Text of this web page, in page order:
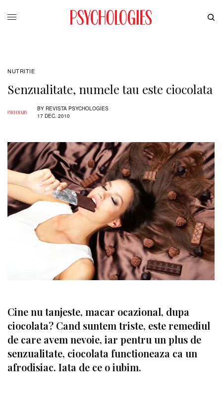
NUTRITIE
Senzualitate, numele tau este ciocolata
BY REVISTA PSYCHOLOGIES
17 DEC. 2010
Cine nu tanjeste, macar ocazional, dupa
ciocolata? Cand suntem triste, este remediul
de care avem nevoie, iar pentru un plus de
senzualitate, ciocolata functioneaza ca un
afrodisiac. Iata de ce o iubim.